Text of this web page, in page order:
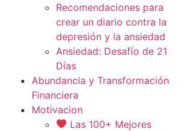
Recomendaciones para
crear un diario contra la
depresión y la ansiedad
Ansiedad: Desafío de 21
Días
Abundancia y Transformación
Financiera
Motivacion
Las 100+ Mejores